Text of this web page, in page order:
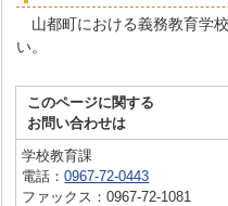
山都町における義務教育学
い。
このページに関する
お問い合わせは
学校教育課
電話：0967-72-0443
ファックス：0967-72-1081